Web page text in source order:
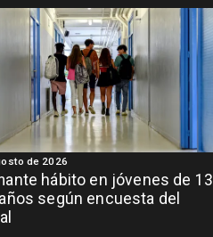
hábito en jóvenes de 13
según encuesta del
de 2026